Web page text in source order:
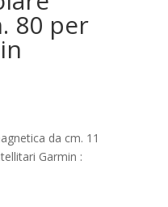
80 per
da cm. 11
Garmin :